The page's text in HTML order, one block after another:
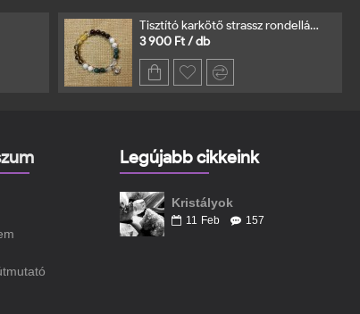
Tisztító karkötő strassz rondellával
3 900 Ft / db
Legújabb cikkeink
Kristályok
11 Feb 157